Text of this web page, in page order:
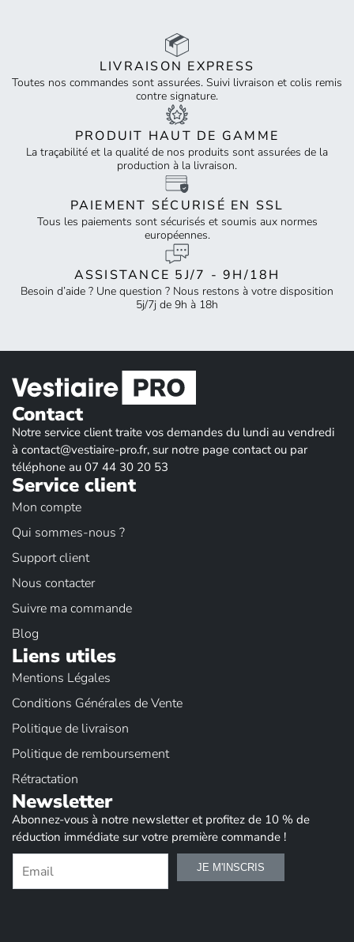
LIVRAISON EXPRESS
Toutes nos commandes sont assurées. Suivi livraison et colis remis
contre signature.
PRODUIT HAUT DE GAMME
La traçabilité et la qualité de nos produits sont assurées de la
production à la livraison.
PAIEMENT SÉCURISÉ EN SSL
Tous les paiements sont sécurisés et soumis aux normes
européennes.
ASSISTANCE 5J/7 - 9H/18H
Besoin d’aide ? Une question ? Nous restons à votre disposition
5j/7j de 9h à 18h
Contact
Notre service client traite vos demandes du lundi au vendredi
à contact@vestiaire-pro.fr, sur notre page contact ou par
téléphone au 07 44 30 20 53
Service client
Mon compte
Qui sommes-nous ?
Support client
Nous contacter
Suivre ma commande
Blog
Liens utiles
Mentions Légales
Conditions Générales de Vente
Politique de livraison
Politique de remboursement
Rétractation
Newsletter
Abonnez-vous à notre newsletter et profitez de 10 % de
réduction immédiate sur votre première commande !
JE M'INSCRIS